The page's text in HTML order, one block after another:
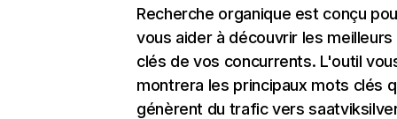
Recherche organique est conçu
vous aider à découvrir les
clés de vos concurrents. L'outil
montrera les principaux mots clés
génèrent du trafic vers